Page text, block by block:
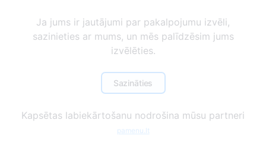
Ja jums ir jautājumi par pakalpojumu izvēli,
sazinieties ar mums, un mēs palīdzēsim jums
izvēlēties.
Sazināties
Kapsētas labiekārtošanu nodrošina mūsu partneri
pamenu.lt